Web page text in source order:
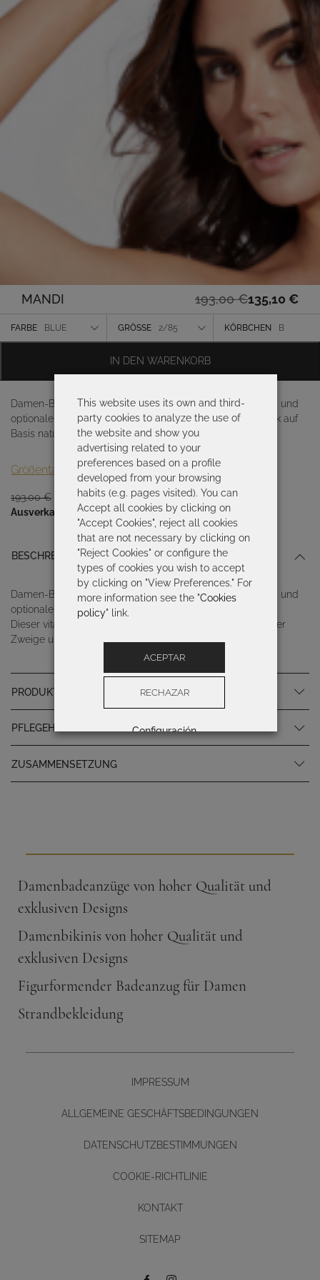
MANDI 193,00€
Ursprünglicher
Preis
war:
135,10 €
Aktueller
Preis
ist:
Farbe
Körbchen
FARBE BLUE GRÖSSE 2/85 KÖRBCHEN B
Damen-Badeanzug mit Bandeau-Ausschnitt, weicher Cup und
optionalen Trägern. Dieser vitalistische und fröhliche Druck auf
Basis natürlicher Zweige unterstreicht die Üppigkeit
Größentabelle
193,00€
Ursprünglicher
Preis
193,00 €
135,10€Aktueller
Preis
ist:
135,10 €.
Ausverkauft
IN DEN WARENKORB
BESCHREIBUNG
Damen-Badeanzug mit Bandeau-Ausschnitt, weicher Cup und
optionalen Trägern.
Dieser vitalistische und fröhliche Druck auf Basis natürlicher
Zweige unterstreicht die Üppigkeit der wildesten Natur.
PRODUKTSPEZIFIKATIONEN
PFLEGEHINWEISE
ZUSAMMENSETZUNG
Damenbadeanzüge von hoher Qualität und
exklusiven Designs
Damenbikinis von hoher Qualität und
exklusiven Designs
Figurformender Badeanzug für Damen
Strandbekleidung
IMPRESSUM
ALLGEMEINE GESCHÄFTSBEDINGUNGEN
DATENSCHUTZBESTIMMUNGEN
COOKIE-RICHTLINIE
KONTAKT
SITEMAP
Diseño y desarrollo web -
This website uses its own and third-
party cookies to analyze the use of
the website and show you
advertising related to your
preferences based on a profile
developed from your browsing
habits (e.g. pages visited). You can
Accept all cookies by clicking on
"Accept Cookies", reject all cookies
that are not necessary by clicking on
"Reject Cookies" or configure the
types of cookies you wish to accept
by clicking on "View Preferences." For
more information see the "Cookies
policy" link.
ACEPTAR
RECHAZAR
Configuración